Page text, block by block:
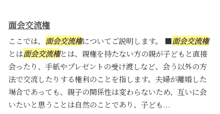
面会交流権
ここでは、 面会交流権についてご説明します。 ■面会交流権
とは面会交流権とは、親権を持たない方の親が子どもと直接
会ったり、手紙やプレゼントの受け渡しなど、会う以外の方
法で交流したりする権利のことを指します。夫婦が離婚した
場合であっても、親子の関係性は変わらないため、互いに会
いたいと思うことは自然のことであり、子ども...